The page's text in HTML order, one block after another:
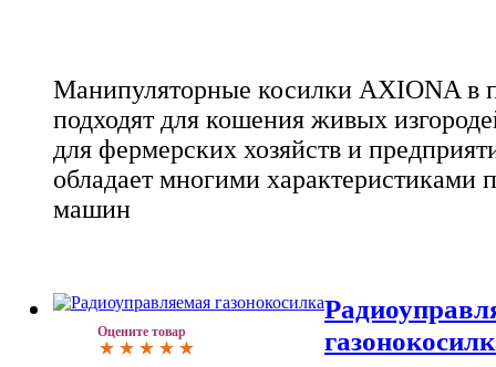
Манипуляторные косилки AXIONA в
подходят для кошения живых
для фермерских хозяйств и
обладает многими характеристиками
машин
Оцените товар